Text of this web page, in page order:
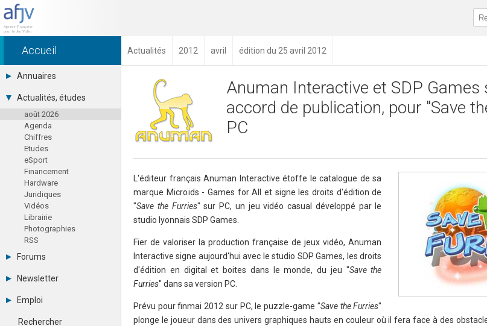
Accueil Actualités 2012 avril édition du 25 avril 2012
Annuaires
Toutes les sociétés (691)
Studios (418)
Editeurs (49)
Distributeurs (16)
Hard. / Accessoires (10)
Middlewares (15)
Prestataires (99)
Assoc. / Syndicats (21)
Formations / Ecoles (46)
Presse spécialisée (17)
Actualités, études
août 2026
Agenda
Chiffres
Etudes
eSport
Financement
Hardware
Juridiques
Vidéos
Librairie
Photographies
RSS
Forums
Tous les forums
Se connecter
Messages privés
Contacter un modérateur
Newsletter
Archives
Abonnement
Emploi
Consulter les annonces
Rechercher
Anuman Interactive et SDP Games
accord de publication, pour "Save
PC
L'éditeur français Anuman Interactive étoffe le catalogue de sa
marque Microïds - Games for All et signe les droits d'édition de
"Save the Furries" sur PC, un jeu vidéo casual développé par le
studio lyonnais SDP Games.
Fier de valoriser la production française de jeux vidéo, Anuman
Interactive signe aujourd'hui avec le studio SDP Games, les droits
d'édition en digital et boites dans le monde, du jeu "Save the
Furries" dans sa version PC.
Prévu pour finmai 2012 sur PC, le puzzle-game "Save the Furries"
plonge le joueur dans des univers graphiques hauts en couleur où il fera face à des